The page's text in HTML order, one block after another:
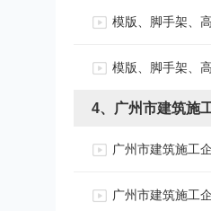
模版、脚手架、
模版、脚手架、
4、广州市建筑施
广州市建筑施工
广州市建筑施工